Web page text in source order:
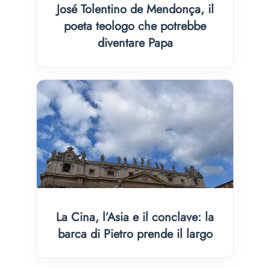
José Tolentino de Mendonça, il
poeta teologo che potrebbe
diventare Papa
La Cina, l’Asia e il conclave: la
barca di Pietro prende il largo